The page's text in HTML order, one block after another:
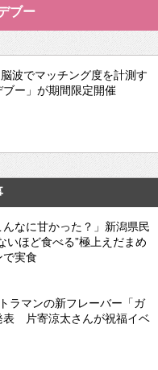
ブー
波でマッチング度を計測す
ー」が期間限定開催
んなに甘かった？」新潟県民
いほど食べる”極上えだまめ
で実食
ラマンの新フレーバー「ガ
表 片寄涼太さんが祝福イベ